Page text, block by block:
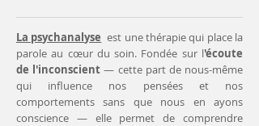
La psychanalyse est une thérapie qui place la
parole au cœur du soin. Fondée sur l'écoute
de l'inconscient— cette part de nous-même
qui influence nos pensées et nos
comportements sans que nous en ayons
conscience — elle permet de comprendre